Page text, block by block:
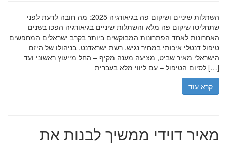
השתלות שיניים ושיקום פה בגיאורגיה 2025: מה חובה לדעת לפני
שתחליטו שיקום פה מלא והשתלות שיניים בגיאורגיה הפכו בשנים
האחרונות לאחד הפתרונות המבוקשים ביותר בקרב ישראלים המחפשים
טיפול דנטלי איכותי במחיר נגיש. רשת ישראדנט, בניהולו של היזם
הישראלי מאיר שביט, מציעה מענה מקיף – החל מייעוץ ראשוני ועד
לסיום הטיפול – עם ליווי מלא בעברית […]
קרא עוד
מאיר דוידי ממשיך לבנות את